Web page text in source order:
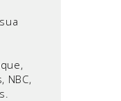
NBC,